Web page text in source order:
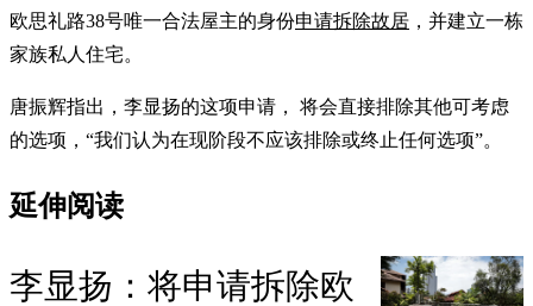
欧思礼路38号唯一合法屋主的身份申请拆除故居 ，并建立一栋
家族私人住宅。
唐振辉指出，李显扬的这项申请， 将会直接排除其他可考虑
的选项，“我们认为在现阶段不应该排除或终止任何选项”。
延伸阅读
李显扬：将申请拆除欧